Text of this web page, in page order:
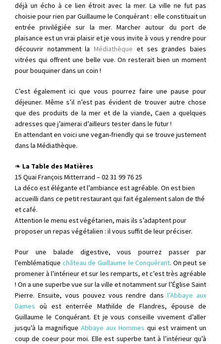
déjà un écho à ce lien étroit avec la mer. La ville ne fut pas
choisie pour rien par Guillaume le Conquérant : elle constituait un
entrée privilégiée sur la mer. Marcher autour du port de
plaisance est un vrai plaisir et je vous invite à vous y rendre pour
découvrir notamment laMédiathèque et ses grandes baies
vitrées qui offrent une belle vue. On resterait bien un moment
pour bouquiner dans un coin !
C’est également ici que vous pourrez faire une pause pour
déjeuner. Même s’il n’est pas évident de trouver autre chose
que des produits de la mer et de la viande, Caen a quelques
adresses que j’aimerai d’ailleurs tester dans le futur !
En attendant en voici une vegan-friendly qui se trouve justement
dans la Médiathèque.
❧ La Table des Matières
15 Quai François Mitterrand – 02 31 99 76 25
La déco est élégante et l’ambiance est agréable. On est bien
accueilli dans ce petit restaurant qui fait également salon de thé
et café.
Attention le menu est végétarien, mais ils s’adaptent pour
proposer un repas végétalien : il vous suffit de leur préciser.
Pour une balade digestive, vous pourrez passer par
l’emblématique château de Guillaume le Conquérant. On peut se
promener à l’intérieur et sur les remparts, et c’est très agréable
! On a une superbe vue sur la ville et notamment sur l’Église Saint
Pierre. Ensuite, vous pouvez vous rendre dansl’Abbaye aux
Dames où est enterrée Mathilde de Flandres, épouse de
Guillaume le Conquérant. Et je vous conseille vivement d’aller
jusqu’à la magnifique Abbaye aux Hommes qui est vraiment un
coup de coeur pour moi. Elle est superbe tant à l’intérieur qu’à